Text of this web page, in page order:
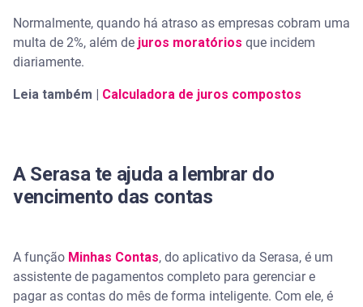
Normalmente, quando há atraso as empresas cobram uma
multa de 2%, além de juros moratórios que incidem
diariamente.
Leia também | Calculadora de juros compostos
A Serasa te ajuda a lembrar do
vencimento das contas
A função Minhas Contas, do aplicativo da Serasa, é um
assistente de pagamentos completo para gerenciar e
pagar as contas do mês de forma inteligente. Com ele, é